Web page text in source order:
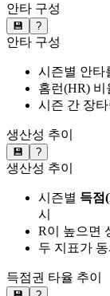
안타 구성
💾 ?
안타 구성
시즌별 안타
홈런(HR) 비
시즌 간 장
생산성 추이
💾 ?
생산성 추이
시즌별 득점
시
R이 높으면
두 지표가
득점권 타율 추이